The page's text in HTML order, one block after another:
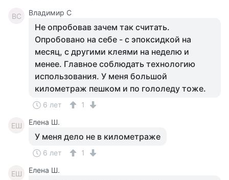
ВС Владимир С
Не опробовав зачем так считать.
Опробовано на себе - с эпоксидкой на
месяц, с другими клеями на неделю и
менее. Главное соблюдать технологию
использования. У меня большой
километраж пешком и по гололеду тоже.
6 лет 1
ЕШ Елена Ш.
У меня дело не в километраже
6 лет 1
ЕШ Елена Ш.